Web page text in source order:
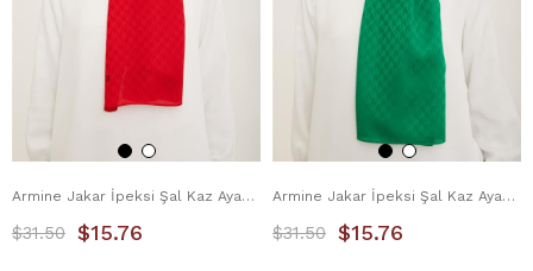
Armine Jakar İpeksi Şal Kaz Ayağı 3100-8 Bordo
$15.76
$31.50
Armine Jakar İpeksi Şal Kaz Ayağı 3100-9 Benetton
$15.76
$31.50